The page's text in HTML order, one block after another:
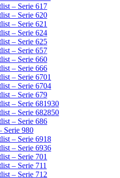
– Serie 617
– Serie 620
– Serie 621
– Serie 624
– Serie 625
– Serie 657
– Serie 660
– Serie 666
– Serie 6701
– Serie 6704
– Serie 679
– Serie 681930
– Serie 682850
– Serie 686
Serie 980
– Serie 6918
– Serie 6936
– Serie 701
– Serie 711
– Serie 712